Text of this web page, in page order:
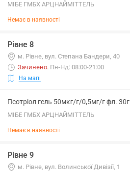
МІБЕ ГМБХ АРЦНАЙМІТТЕЛЬ
Немає в наявності
Рівне 8
м. Рівне, вул. Степана Бандери, 40
Зачинено. Пн-Нд: 08:00-21:00
На мапі
Псотріол гель 50мкг/г/0,5мг/г фл. 30г
МІБЕ ГМБХ АРЦНАЙМІТТЕЛЬ
Немає в наявності
Рівне 9
м. Рівне, вул. Волинської Дивізії, 1